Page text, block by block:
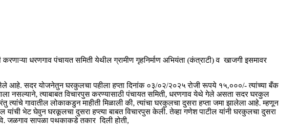
धरणगाव पंचायत समिती येथील ग्रामीण गृहनिर्माण अभियंता (कंत्राटी) व खाजगी इसमावर
आहे. सदर योजनेतुन घरकुलचा पहीला हप्ता दिनांक ०३/०२/२०२५ रोजी रूपये १५,०००/- त्यांच्या बँक
नसल्याने, त्याबाबत विचारपुस करण्यासाठी पंचायत समिती, धरणगाव येथे गेले असता सदर घरकुल
गावातील लोकाकडुन माहीती मिळाली की, त्यांचा घरकुलचा दुसरा हप्ता जमा झालेला आहे. म्हणून
भेट घेवुन घरकूलचा दुसरा हप्त्या बाबत विचारपुस केली. तेव्हा गणेश पाटील यांनी घरकुलचा दुसरा
जळगाव सापळा पथकाकडे तकार दिली होती,